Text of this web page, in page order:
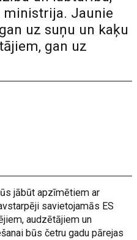
Jaunie
uz suņu un kaķu
gan uz
jābūt apzīmētiem ar
savietojamās ES
audzētājiem un
būs četru gadu pārejas